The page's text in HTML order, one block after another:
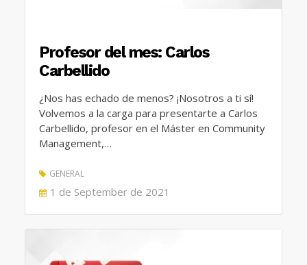
Profesor del mes: Carlos
Carbellido
¿Nos has echado de menos? ¡Nosotros a ti sí!
Volvemos a la carga para presentarte a Carlos
Carbellido, profesor en el Máster en Community
Management,…
GENERAL
POSTED
1 de September de 2021